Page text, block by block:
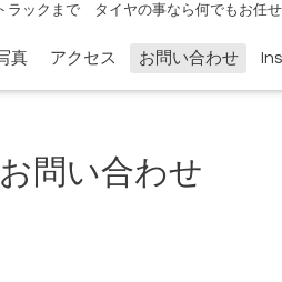
ラックまで タイヤの事なら何でもお任
真 アクセス お問い合わせ
お問い合わせ